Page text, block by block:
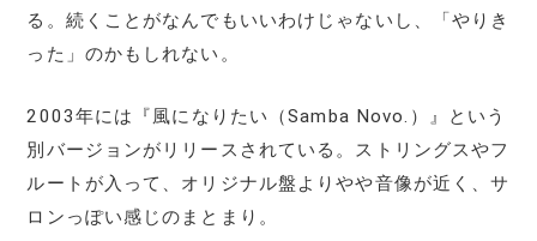
る。続くことがなんでもいいわけじゃないし、「やりき
った」のかもしれない。
2003年には『風になりたい（Samba Novo.）』という
別バージョンがリリースされている。ストリングスやフ
ルートが入って、オリジナル盤よりやや音像が近く、サ
ロンっぽい感じのまとまり。